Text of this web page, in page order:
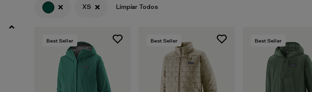
Filtrar por
Product Family
XS Limpiar Todos
Best Seller Best Seller Best Seller